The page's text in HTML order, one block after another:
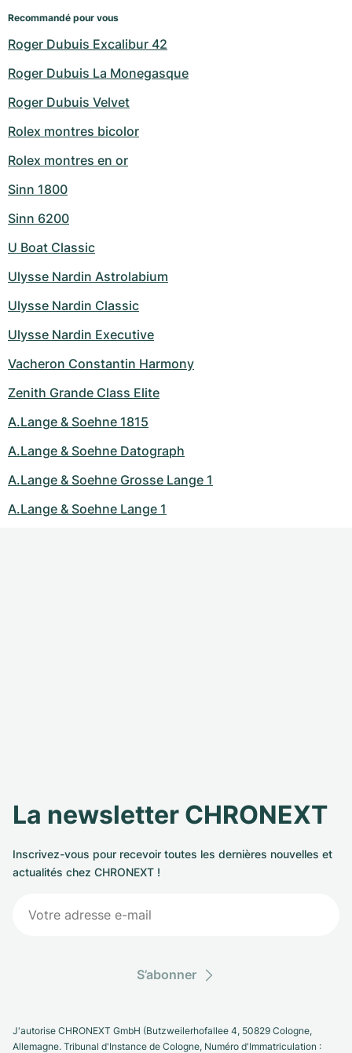
Recommandé pour vous
Roger Dubuis Excalibur 42
Roger Dubuis La Monegasque
Roger Dubuis Velvet
Rolex montres bicolor
Rolex montres en or
Sinn 1800
Sinn 6200
U Boat Classic
Ulysse Nardin Astrolabium
Ulysse Nardin Classic
Ulysse Nardin Executive
Vacheron Constantin Harmony
Zenith Grande Class Elite
A.Lange & Soehne 1815
A.Lange & Soehne Datograph
A.Lange & Soehne Grosse Lange 1
A.Lange & Soehne Lange 1
La newsletter CHRONEXT
Inscrivez-vous pour recevoir toutes les dernières nouvelles et
actualités chez CHRONEXT !
S’abonner
J'autorise CHRONEXT GmbH (Butzweilerhofallee 4, 50829 Cologne,
Allemagne. Tribunal d'Instance de Cologne, Numéro d'Immatriculation :